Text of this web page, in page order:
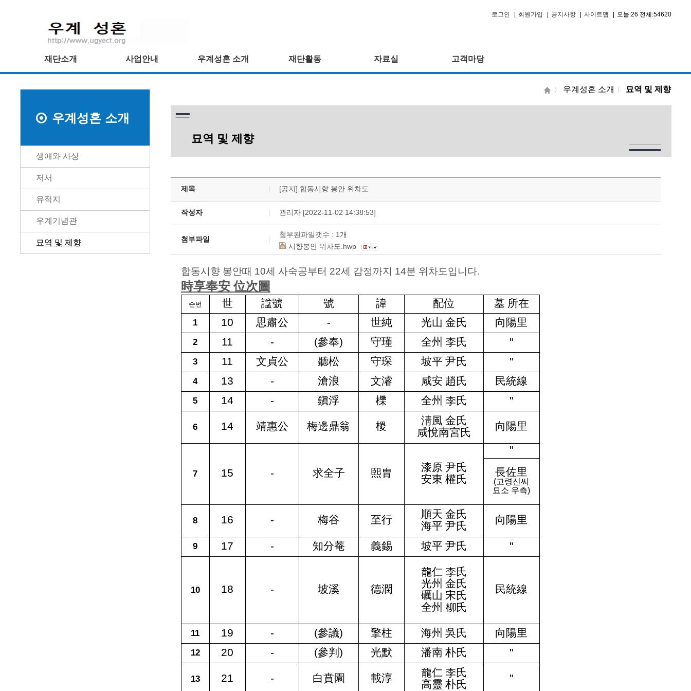
로그인 회원가입 공지사항 사이트맵 오늘:26 전체:54620
재단소개 사업안내 우계성혼 소개 재단활동 자료실 고객마당
우계성혼 소개
생애와 사상
저서
유적지
우계기념관
묘역 및 제향
〉 우계성혼 소개 〉 묘역 및 제향
묘역 및 제향
제목 [공지] 합동시향 봉안 위차도
작성자 관리자 [2022-11-02 14:38:53]
첨부파일
첨부된파일갯수 : 1 개
시향봉안 위차도.hwp
합동시향 봉안때 10세 사숙공부터 22세 감정까지 14분 위차도입니다.
時享奉安 位次圖
순번 世 諡號 號 諱 配位 墓 所在
1 10 思肅公 - 世純 光山 金氏 向陽里
2 11 - (參奉) 守瑾 全州 李氏 "
3 11 文貞公 聽松 守琛 坡平 尹氏 "
4 13 - 滄浪 文濬 咸安 趙氏 民統線
5 14 - 鎭浮 櫟 全州 李氏 "
6 14 靖惠公 梅邊鼎翁 㮨
淸風 金氏
咸悅南宮氏
向陽里
7 15 - 求全子 熙胄
漆原 尹氏
安東 權氏
"
長佐里
(고령신씨
묘소 우측)
8 16 - 梅谷 至行
順天 金氏
海平 尹氏
向陽里
9 17 - 知分菴 義錫 坡平 尹氏 "
10 18 - 坡溪 德潤
龍仁 李氏
光州 金氏
礪山 宋氏
全州 柳氏
民統線
11 19 - (參議) 擎柱 海州 吳氏 向陽里
12 20 - (參判) 光默 潘南 朴氏 "
13 21 - 白賁園 載淳
龍仁 李氏
高靈 朴氏
"